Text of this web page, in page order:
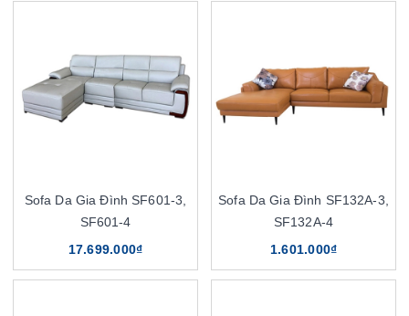
Sofa Da Gia Đình SF601-3,
SF601-4
17.699.000₫
Sofa Da Gia Đình SF132A-3,
SF132A-4
1.601.000₫